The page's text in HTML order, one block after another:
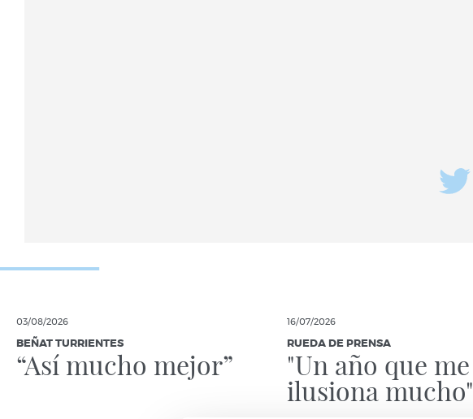
03/08/2026
BEÑAT TURRIENTES
“Así mucho mejor”
16/07/2026
RUEDA DE PRENSA
"Un año que me
ilusiona mucho"